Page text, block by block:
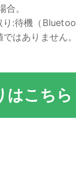
合。
:待機（
はありません。
はこちら